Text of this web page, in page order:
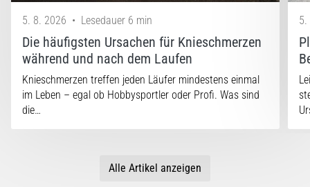
5. 8. 2026 • Lesedauer 6 min
Die häufigsten Ursachen für Knieschmerzen
während und nach dem Laufen
Knieschmerzen treffen jeden Läufer mindestens einmal
im Leben – egal ob Hobbysportler oder Profi. Was sind
die…
5.
Alle Artikel anzeigen